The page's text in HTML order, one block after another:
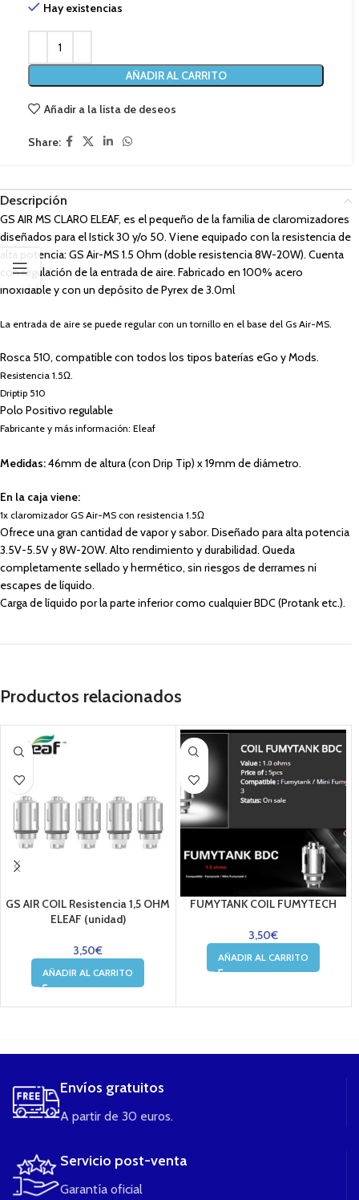
Hay existencias
AÑADIR AL CARRITO
Añadir a la lista de deseos
Share:
Descripción
GS AIR MS CLARO ELEAF, es el pequeño de la familia de claromizadores
diseñados para el Istick 30 y/o 50. Viene equipado con la resistencia de
alta potencia: GS Air-MS 1.5 Ohm (doble resistencia 8W-20W). Cuenta
con regulación de la entrada de aire. Fabricado en 100% acero
inoxidable y con un depósito de Pyrex de 3.0ml
La entrada de aire se puede regular con un tornillo en el base del Gs Air-MS.
Rosca 510, compatible con todos los tipos baterías eGo y Mods.
Resistencia 1.5Ω.
Driptip 510
Polo Positivo regulable
Fabricante y más información: Eleaf
Medidas:46mm de altura (con Drip Tip) x 19mm de diámetro.
En la caja viene:
1x claromizador GS Air-MS con resistencia 1.5Ω
Ofrece una gran cantidad de vapor y sabor. Diseñado para alta potencia
3.5V-5.5V y 8W-20W. Alto rendimiento y durabilidad. Queda
completamente sellado y hermético, sin riesgos de derrames ni
escapes de líquido.
Carga de líquido por la parte inferior como cualquier BDC (Protank etc.).
Productos relacionados
GS AIR COIL Resistencia 1,5 OHM
ELEAF (unidad)
3,50€
AÑADIR AL CARRITO
FUMYTANK COIL FUMYTECH
3,50€
AÑADIR AL CARRITO
Envíos gratuitos
A partir de 30 euros.
Servicio post-venta
Garantía oficial